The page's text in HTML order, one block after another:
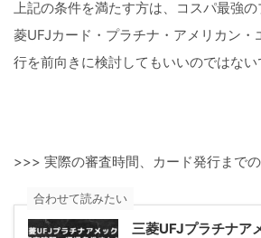
上記の条件を満たす方は、コスパ最強
菱UFJカード・プラチナ・アメリカン・
行を前向きに検討してもいいのではない
>>> 実際の審査時間、カード発行まで
三菱UFJプラチナア
合わせて読みたい